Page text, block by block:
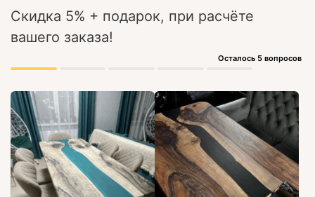
Скидка 5% + подарок, при расчёте
вашего заказа!
Осталось 5 вопросов